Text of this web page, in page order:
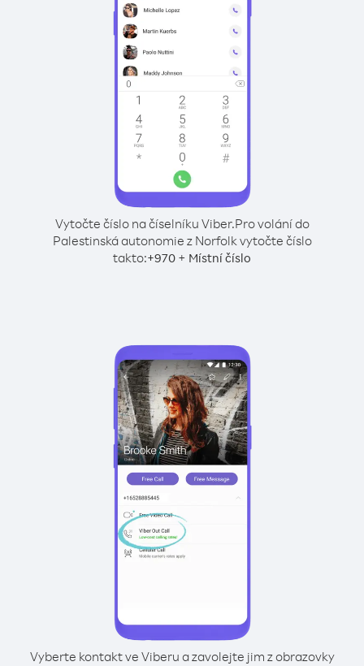
Vytočte číslo na číselníku Viber.Pro volání do
Palestinská autonomie z Norfolk vytočte číslo
takto:+970 + Místní číslo
Vyberte kontakt ve Viberu a zavolejte jim z obrazovky